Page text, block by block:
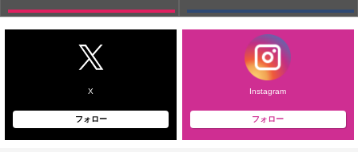
X
フォロー
Instagram
フォロー